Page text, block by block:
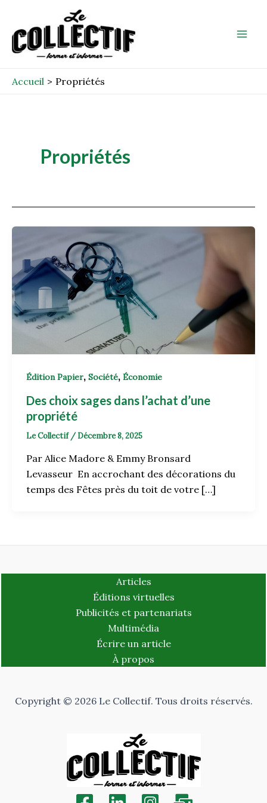
contenu
Accueil Propriétés
Propriétés
Édition Papier, Société, Économie
Des choix sages dans l’achat d’une
propriété
Le Collectif /Décembre 8, 2025
Par Alice Madore & Emmy Bronsard
Levasseur En accrochant des décorations du
temps des Fêtes près du toit de votre […]
Articles
Éditions virtuelles
Publicités et partenariats
Multimédia
Écrire un article
À propos
Copyright © 2026 Le Collectif. Tous droits réservés.